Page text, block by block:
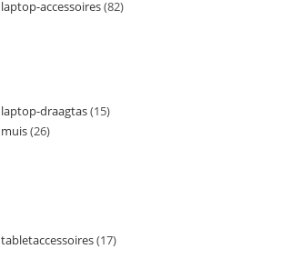
laptop-accessoires 82
laptop-draagtas 15
muis 26
tabletaccessoires 17